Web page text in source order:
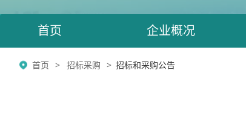
首页 企业概况
首页 招标采购 招标和采购公告